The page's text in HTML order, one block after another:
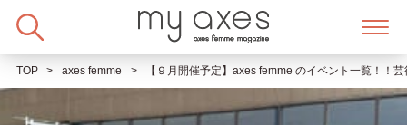
TOP axes femme 【９月開催予定】axes femme のイベント一覧！